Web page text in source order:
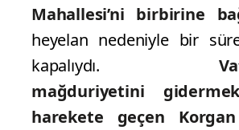
Mahallesi’ni birbirine
heyelan nedeniyle bir
kapalıydı.
mağduriyetini
harekete geçen